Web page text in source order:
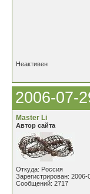
Неактивен
2006-07-
Master Li
Автор сайта
Откуда: Россия
Зарегистрирован: 2006-
Сообщений: 2717